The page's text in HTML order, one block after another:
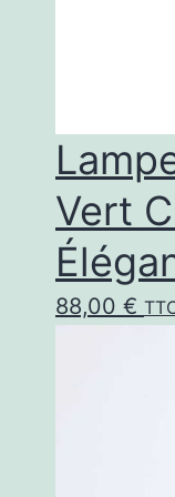
Vert
88,00 €